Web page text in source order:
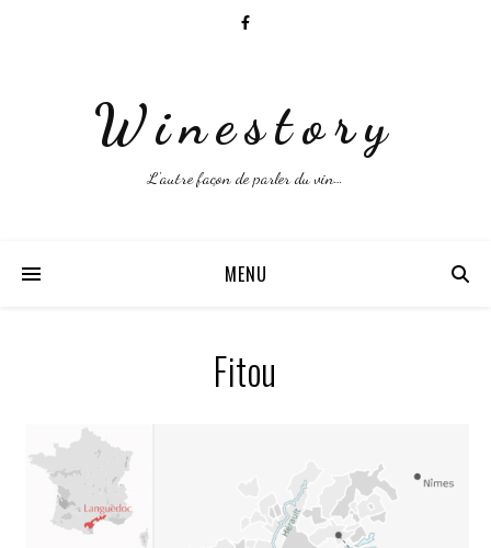
Winestory
L'autre façon de parler du vin…
MENU
Fitou